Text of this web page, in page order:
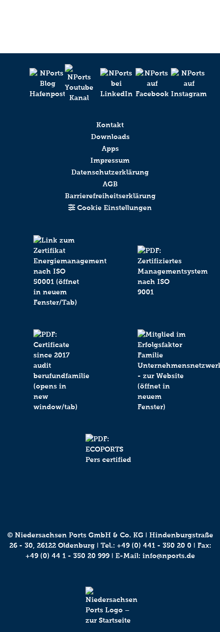
Kontakt
Downloads
Apps
Impressum
Datenschutzerklärung
AGB
Barrierefreiheitserklärung
Cookie Einstellungen
© Niedersachsen Ports GmbH & Co. KG ǀ Hindenburgstraße
26 - 30, 26122 Oldenburg ǀ Tel.: +49 (0) 441 - 350 20 0 ǀ Fax:
+49 (0) 44 1 - 350 20 999 ǀ E-Mail: info@nports.de